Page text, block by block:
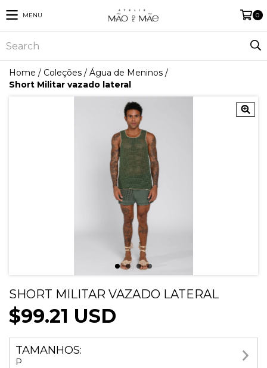
MENU 0
Home / Coleções / Água de Meninos /
Short Militar vazado lateral
SHORT MILITAR VAZADO LATERAL
$99.21 USD
TAMANHOS:
P